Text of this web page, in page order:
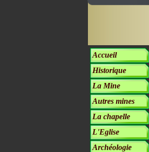
Accueil
Historique
La Mine
Autres mines
La chapelle
L'Eglise
Archéologie